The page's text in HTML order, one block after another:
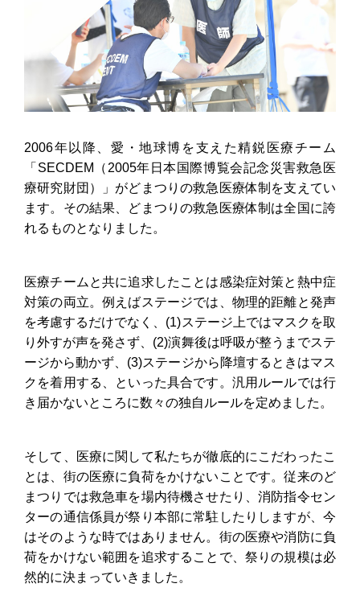
2006年以降、愛・地球博を支えた精鋭医療チーム
「SECDEM（2005年日本国際博覧会記念災害救急医
療研究財団）」がどまつりの救急医療体制を支えてい
ます。その結果、どまつりの救急医療体制は全国に誇
れるものとなりました。
医療チームと共に追求したことは感染症対策と熱中症
対策の両立。例えばステージでは、物理的距離と発声
を考慮するだけでなく、(1)ステージ上ではマスクを取
り外すが声を発さず、(2)演舞後は呼吸が整うまでステ
ージから動かず、(3)ステージから降壇するときはマス
クを着用する、といった具合です。汎用ルールでは行
き届かないところに数々の独自ルールを定めました。
そして、医療に関して私たちが徹底的にこだわったこ
とは、街の医療に負荷をかけないことです。従来のど
まつりでは救急車を場内待機させたり、消防指令セン
ターの通信係員が祭り本部に常駐したりしますが、今
はそのような時ではありません。街の医療や消防に負
荷をかけない範囲を追求することで、祭りの規模は必
然的に決まっていきました。